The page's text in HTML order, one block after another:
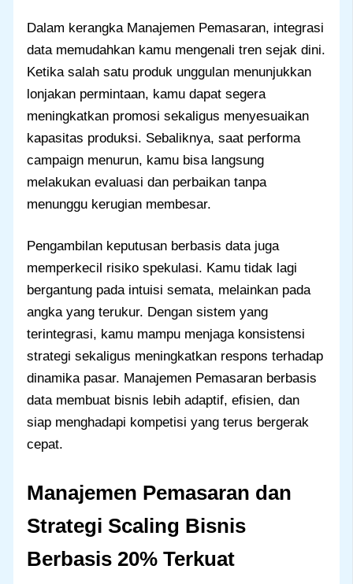
Dalam kerangka Manajemen Pemasaran, integrasi
data memudahkan kamu mengenali tren sejak dini.
Ketika salah satu produk unggulan menunjukkan
lonjakan permintaan, kamu dapat segera
meningkatkan promosi sekaligus menyesuaikan
kapasitas produksi. Sebaliknya, saat performa
campaign menurun, kamu bisa langsung
melakukan evaluasi dan perbaikan tanpa
menunggu kerugian membesar.
Pengambilan keputusan berbasis data juga
memperkecil risiko spekulasi. Kamu tidak lagi
bergantung pada intuisi semata, melainkan pada
angka yang terukur. Dengan sistem yang
terintegrasi, kamu mampu menjaga konsistensi
strategi sekaligus meningkatkan respons terhadap
dinamika pasar. Manajemen Pemasaran berbasis
data membuat bisnis lebih adaptif, efisien, dan
siap menghadapi kompetisi yang terus bergerak
cepat.
Manajemen Pemasaran dan
Strategi Scaling Bisnis
Berbasis 20% Terkuat